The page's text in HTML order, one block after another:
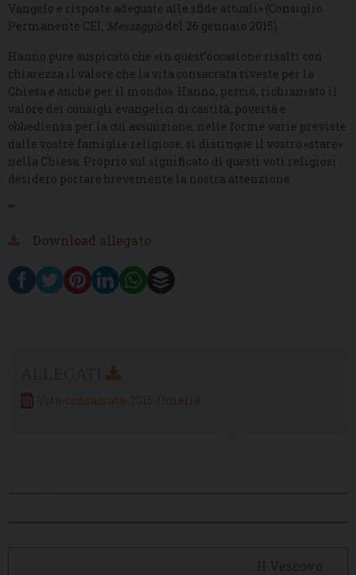
Vangelo e risposte adeguate alle sfide attuali» (Consiglio
Permanente CEI, Messaggio del 26 gennaio 2015).
Hanno pure auspicato che «in quest’occasione risalti con
chiarezza il valore che la vita consacrata riveste per la
Chiesa e anche per il mondo». Hanno, perciò, richiamato il
valore dei consigli evangelici di castità, povertà e
obbedienza per la cui assunzione, nelle forme varie previste
dalle vostre famiglie religiose, si distingue il vostro «stare»
nella Chiesa. Proprio sul significato di questi voti religiosi
desidero portare brevemente la nostra attenzione.
””
Download allegato
Vita-consacrata-2015-Omelia